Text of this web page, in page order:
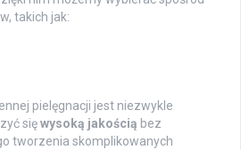
takich jak:
pielęgnacji jest niezwykle
sięwysoką jakością bez
tworzenia skomplikowanych